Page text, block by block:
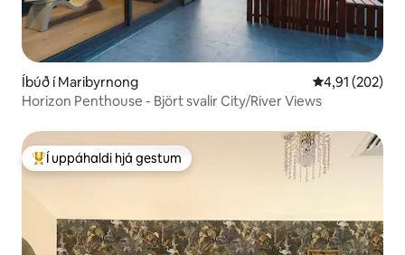
Íbúð í Maribyrnong 4,91 af 5 í
4,91 (202)
Horizon Penthouse - Björt svalir City/River Views
Í mestu uppáhaldi hjá gestum
Í uppáhaldi hjá gestum